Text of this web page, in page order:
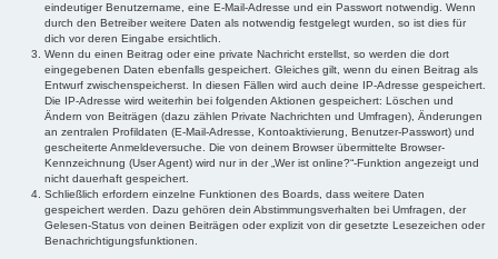
eindeutiger Benutzername, eine E-Mail-Adresse und ein Passwort notwendig. Wenn
durch den Betreiber weitere Daten als notwendig festgelegt wurden, so ist dies für
dich vor deren Eingabe ersichtlich.
Wenn du einen Beitrag oder eine private Nachricht erstellst, so werden die dort
eingegebenen Daten ebenfalls gespeichert. Gleiches gilt, wenn du einen Beitrag als
Entwurf zwischenspeicherst. In diesen Fällen wird auch deine IP-Adresse gespeichert.
Die IP-Adresse wird weiterhin bei folgenden Aktionen gespeichert: Löschen und
Ändern von Beiträgen (dazu zählen Private Nachrichten und Umfragen), Änderungen
an zentralen Profildaten (E-Mail-Adresse, Kontoaktivierung, Benutzer-Passwort) und
gescheiterte Anmeldeversuche. Die von deinem Browser übermittelte Browser-
Kennzeichnung (User Agent) wird nur in der „Wer ist online?“-Funktion angezeigt und
nicht dauerhaft gespeichert.
Schließlich erfordern einzelne Funktionen des Boards, dass weitere Daten
gespeichert werden. Dazu gehören dein Abstimmungsverhalten bei Umfragen, der
Gelesen-Status von deinen Beiträgen oder explizit von dir gesetzte Lesezeichen oder
Benachrichtigungsfunktionen.